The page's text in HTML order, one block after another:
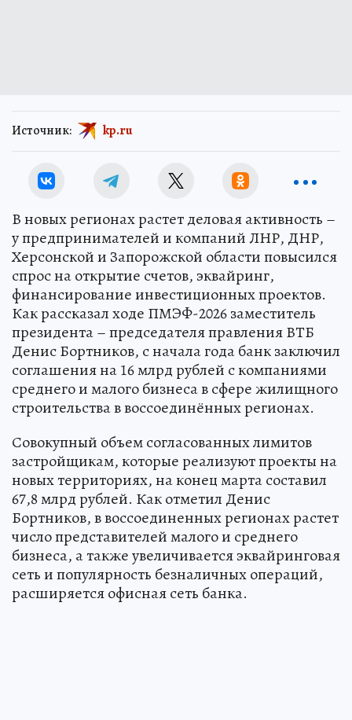
Источник: kp.ru
В новых регионах растет деловая активность –
у предпринимателей и компаний ЛНР, ДНР,
Херсонской и Запорожской области повысился
спрос на открытие счетов, эквайринг,
финансирование инвестиционных проектов.
Как рассказал ходе ПМЭФ-2026 заместитель
президента – председателя правления ВТБ
Денис Бортников, с начала года банк заключил
соглашения на 16 млрд рублей с компаниями
среднего и малого бизнеса в сфере жилищного
строительства в воссоединённых регионах.
Совокупный объем согласованных лимитов
застройщикам, которые реализуют проекты на
новых территориях, на конец марта составил
67,8 млрд рублей. Как отметил Денис
Бортников, в воссоединенных регионах растет
число представителей малого и среднего
бизнеса, а также увеличивается эквайринговая
сеть и популярность безналичных операций,
расширяется офисная сеть банка.